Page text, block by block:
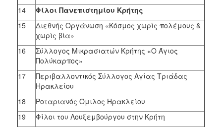
14
Φίλοι Πανεπιστημίου Κρήτης
15
Διεθνής Οργάνωση «Κόσμος χωρίς πολέμους &
χωρίς βία»
16
Σύλλογος Μικρασιατών Κρήτης «Ο Άγιος
Πολύκαρπος»
17
Περιβαλλοντικός Σύλλογος Αγίας Τριάδας
Ηρακλείου
18
Ροταριανός Όμιλος Ηρακλείου
19
Φίλοι του Λουξεμβούργου στην Κρήτη